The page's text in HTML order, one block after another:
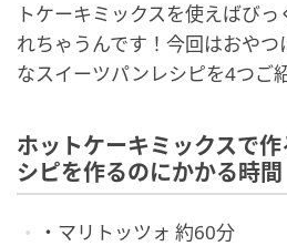
トケーキミックスを使えばび
れちゃうんです！今回はおやつ
なスイーツパンレシピを4つご
ホットケーキミックスで
シピを作るのにかかる時間
・マリトッツォ 約60分